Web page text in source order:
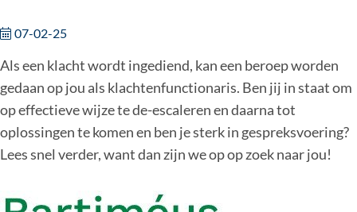
07-02-25
Als een klacht wordt ingediend, kan een beroep worden
gedaan op jou als klachtenfunctionaris. Ben jij in staat om
op effectieve wijze te de-escaleren en daarna tot
oplossingen te komen en ben je sterk in gespreksvoering?
Lees snel verder, want dan zijn we op op zoek naar jou!